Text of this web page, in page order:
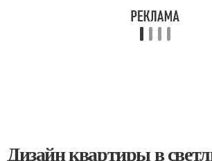
Дизайн квартиры в